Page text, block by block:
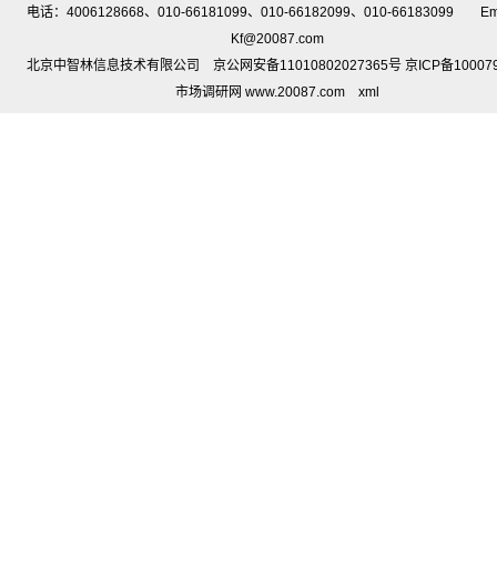
电话：4006128668、010-66181099、010-66182099、010-66183099
Kf@20087.com
北京中智林信息技术有限公司 京公网安备11010802027365号 京ICP备
市场调研网 www.20087.com
xml